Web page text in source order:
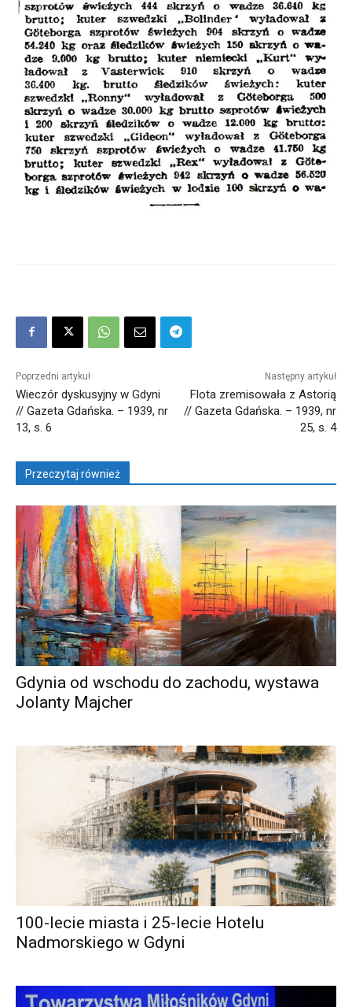
Poprzedni artykuł
Wieczór dyskusyjny w Gdyni
// Gazeta Gdańska. – 1939, nr
13, s. 6
Następny artykuł
Flota zremisowała z Astorią
// Gazeta Gdańska. – 1939, nr
25, s. 4
Przeczytaj również
Gdynia od wschodu do zachodu, wystawa
Jolanty Majcher
100-lecie miasta i 25-lecie Hotelu
Nadmorskiego w Gdyni